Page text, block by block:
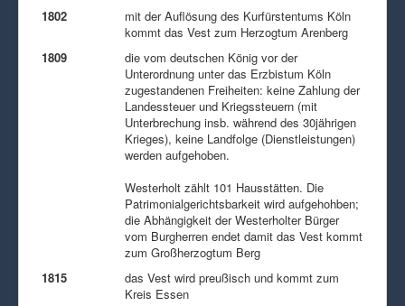
1802
mit der Auflösung des Kurfürstentums Köln
kommt das Vest zum Herzogtum Arenberg
1809
die vom deutschen König vor der
Unterordnung unter das Erzbistum Köln
zugestandenen Freiheiten: keine Zahlung der
Landessteuer und Kriegssteuern (mit
Unterbrechung insb. während des 30jährigen
Krieges), keine Landfolge (Dienstleistungen)
werden aufgehoben.
Westerholt zählt 101 Hausstätten. Die
Patrimonialgerichtsbarkeit wird aufgehohben;
die Abhängigkeit der Westerholter Bürger
vom Burgherren endet damit das Vest kommt
zum Großherzogtum Berg
1815
das Vest wird preußisch und kommt zum
Kreis Essen